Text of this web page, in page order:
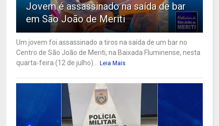
Jovem é assassinado na saída de bar
em São João de Meriti
Um jovem foi assassinado a tiros na saída de um bar no
Centro de São João de Meriti, na Baixada Fluminense, nesta
quarta-feira (12 de julho)... Leia Mais